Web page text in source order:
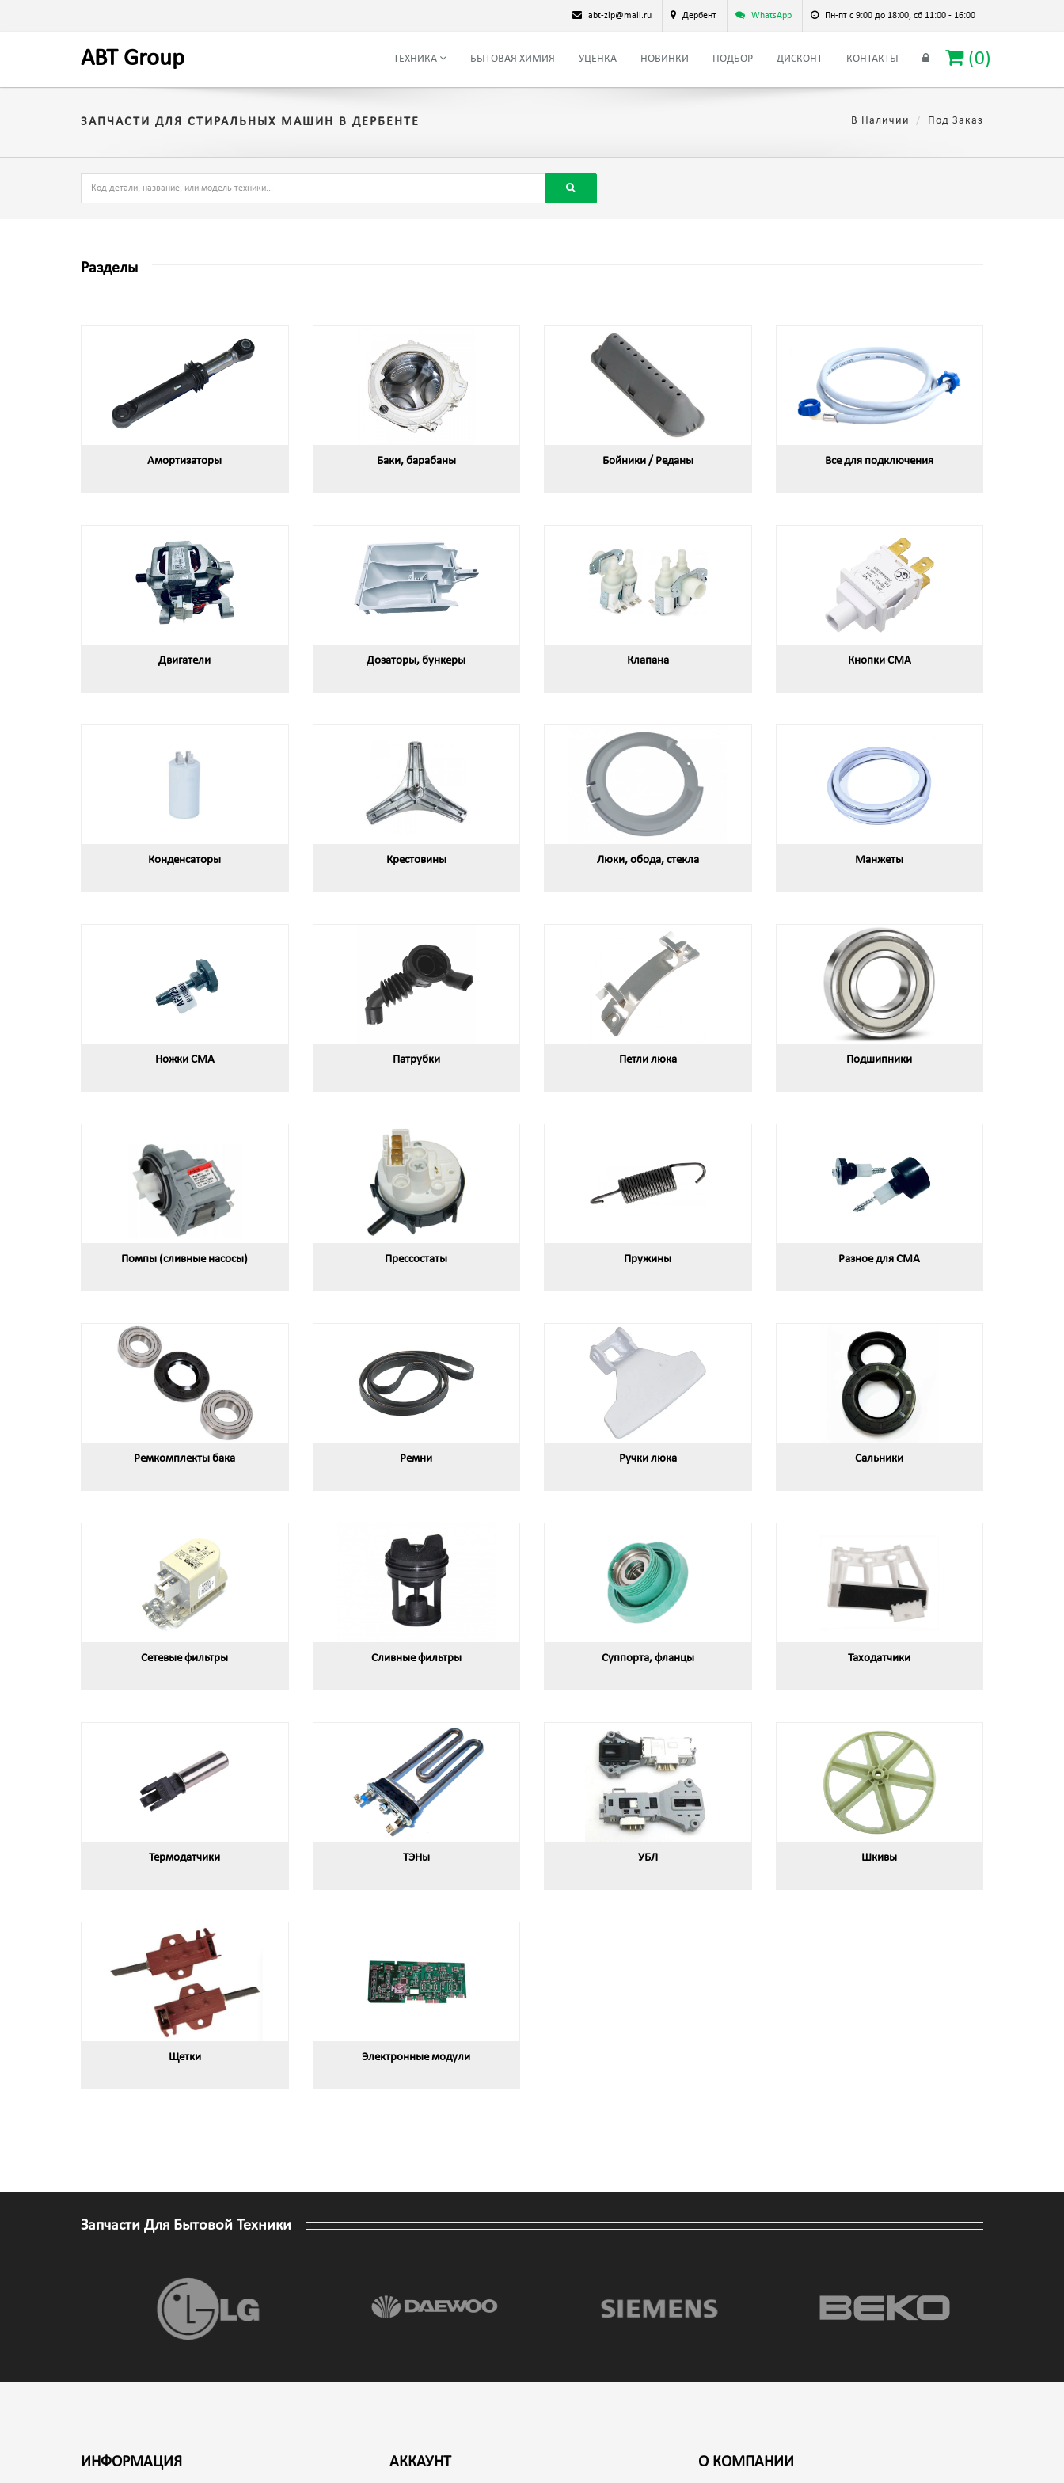
abt-zip@mail.ru Дербент WhatsApp Пн-пт с 9:00 до 18:00, сб 11:00 - 16:00
ABT Group ТЕХНИКА БЫТОВАЯ ХИМИЯ УЦЕНКА НОВИНКИ ПОДБОР ДИСКОНТ КОНТАКТЫ (0)
ЗАПЧАСТИ ДЛЯ СТИРАЛЬНЫХ МАШИН В ДЕРБЕНТЕ В Наличии Под Заказ
Разделы
Амортизаторы Баки, барабаны Бойники / Реданы Все для подключения
Двигатели Дозаторы, бункеры Клапана Кнопки СМА
Конденсаторы Крестовины Люки, обода, стекла Манжеты
Ножки СМА Патрубки Петли люка Подшипники
Помпы (сливные насосы) Прессостаты Пружины Разное для СМА
Ремкомплекты бака Ремни Ручки люка Сальники
Сетевые фильтры Сливные фильтры Суппорта, фланцы Таходатчики
Термодатчики ТЭНы УБЛ Шкивы
Щетки Электронные модули
Запчасти Для Бытовой Техники
ИНФОРМАЦИЯ АККАУНТ О КОМПАНИИ